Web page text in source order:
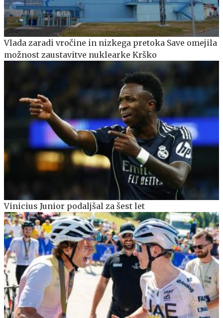
Vlada zaradi vročine in nizkega pretoka Save omejila
možnost zaustavitve nuklearke Krško
Vinicius Junior podaljšal za šest let